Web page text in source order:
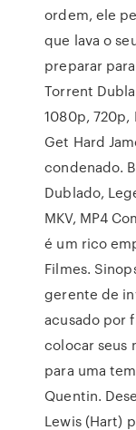
ordem, ele
que lava o
preparar
Torrent
1080p, 720p,
Get Hard
condenado.
Dublado,
MKV, MP4
é um rico
Filmes.
gerente de
acusado por
colocar seus
para uma
Quentin.
Lewis (Hart)